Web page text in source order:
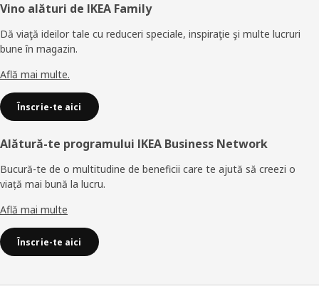
Subsol
Vino alături de IKEA Family
Dă viaţă ideilor tale cu reduceri speciale, inspiraţie şi multe lucruri
bune în magazin.
Află mai multe.
Înscrie-te aici
Alătură-te programului IKEA Business Network
Bucură-te de o multitudine de beneficii care te ajută să creezi o
viață mai bună la lucru.
Află mai multe
Înscrie-te aici